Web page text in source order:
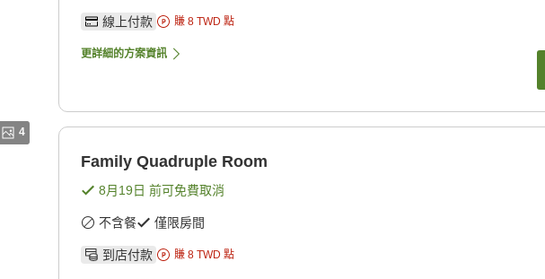
4
線上付款 賺 8 TWD 點
更詳細的方案資訊
Family Quadruple Room
8月19日 前可免費取消
不含餐 僅限房間
到店付款 賺 8 TWD 點